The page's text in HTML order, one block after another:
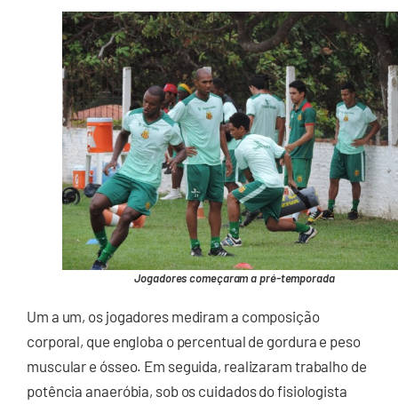
Jogadores começaram a pré-temporada
Um a um, os jogadores mediram a composição
corporal, que engloba o percentual de gordura e peso
muscular e ósseo. Em seguida, realizaram trabalho de
potência anaeróbia, sob os cuidados do fisiologista